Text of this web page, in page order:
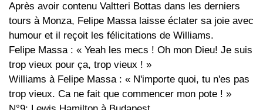
Après avoir contenu Valtteri Bottas dans les derniers
tours à Monza, Felipe Massa laisse éclater sa joie avec
humour et il reçoit les félicitations de Williams.
Felipe Massa : « Yeah les mecs ! Oh mon Dieu! Je suis
trop vieux pour ça, trop vieux ! »
Williams à Felipe Massa : « N'importe quoi, tu n'es pas
trop vieux. Ca ne fait que commencer mon pote ! »